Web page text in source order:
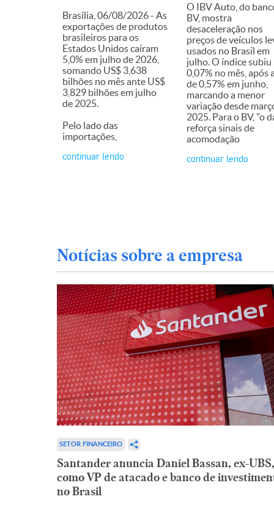
Brasília, 06/08/2026 - As
exportações de produtos
brasileiros para os
Estados Unidos caíram
5,0% em julho de 2026,
somando US$ 3,638
bilhões no mês ante US$
3,829 bilhões em julho
de 2025.
Pelo lado das
importações,
continuar lendo
O IBV Auto, do
BV, mostra
desaceleração nos
preços de veículos
usados no Brasil em
julho. O índice subiu
0,07% no mês, após
de 0,57% em junho,
marcando a menor
variação desde
2025. Para o BV, "o
reforça sinais de
acomodação
continuar lendo
Notícias sobre a empresa
SETOR FINANCEIRO
Santander anuncia Daniel Bassan, ex-UBS,
como VP de atacado e banco de
no Brasil